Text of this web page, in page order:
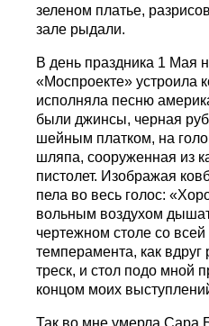
зеленом платье,
зале рыдали.
В день праздника 1 Мая
«Моспроекте» устроила
исполняла песню
были джинсы, черная
шейным платком, на
шляпа, сооруженная из
пистолет. Изображая
пела во весь голос:
вольным воздухом
чертежном столе со
темперамента, как
треск, и стол подо мной
концом моих
Так во мне умерла Сара